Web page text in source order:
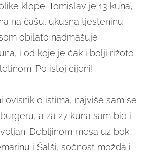
klope. Tomislav je 13 kuna,
na čašu, ukusna tjesteninu
obilato nadmašuje
i od koje je čak i bolji rižoto
Po istoj cijeni!
ovisnik o istima, najviše sam se
a za 27 kuna sam bio i
Debljinom mesa uz bok
i Šalši, sočnost možda i